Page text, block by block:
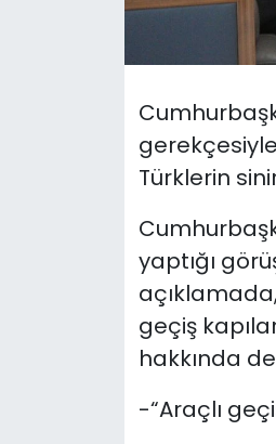
Türklerin
yaptığı
geçiş
hakkında
-“Araçlı
Teknoloji
Video Galeri